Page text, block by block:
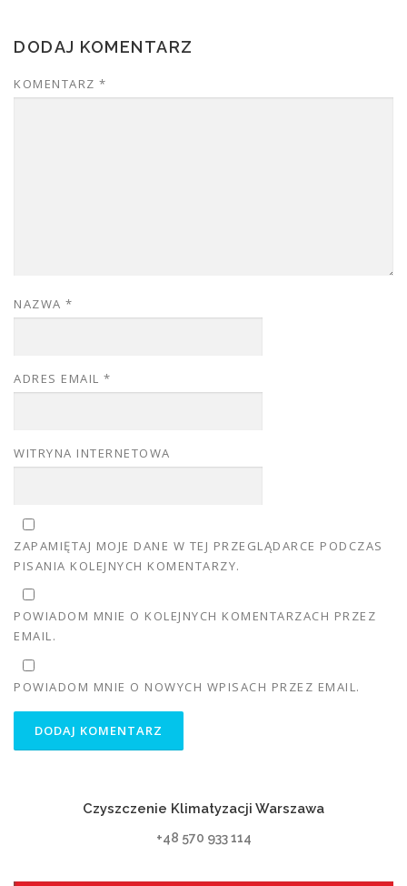
DODAJ KOMENTARZ
KOMENTARZ *
NAZWA *
ADRES EMAIL *
WITRYNA INTERNETOWA
ZAPAMIĘTAJ MOJE DANE W TEJ PRZEGLĄDARCE PODCZAS
PISANIA KOLEJNYCH KOMENTARZY.
POWIADOM MNIE O KOLEJNYCH KOMENTARZACH PRZEZ
EMAIL.
POWIADOM MNIE O NOWYCH WPISACH PRZEZ EMAIL.
Czyszczenie Klimatyzacji Warszawa
+48 570 933 114